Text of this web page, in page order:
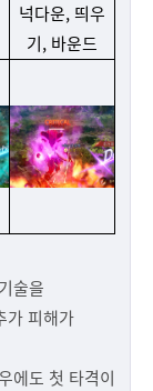
넉다운, 띄우
기, 바운드
술을
가 피해가
에도 첫 타격이